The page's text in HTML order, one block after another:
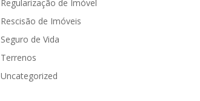
Regularização de Imóvel
Rescisão de Imóveis
Seguro de Vida
Terrenos
Uncategorized